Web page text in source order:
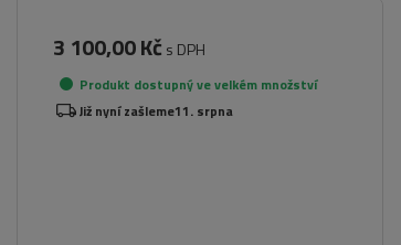
3 100,00 Kč s DPH
Produkt dostupný ve velkém množství
Již nyní zašleme11. srpna